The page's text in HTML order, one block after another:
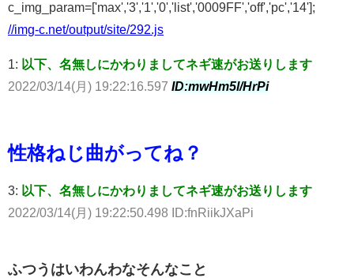
c_img_param=['max','3','1','0','list','0009FF','off','pc','14'];
//img-c.net/output/site/292.js
1: 以下、名無しにかわりましてネギ速がお送りします
2022/03/14(月) 19:22:16.597 ID:mwHm5l/HrPi
性格ねじ曲がってね？
3: 以下、名無しにかわりましてネギ速がお送りします
2022/03/14(月) 19:22:50.498 ID:fnRiikJXaPi
ふつうはいわんわなそんなこと